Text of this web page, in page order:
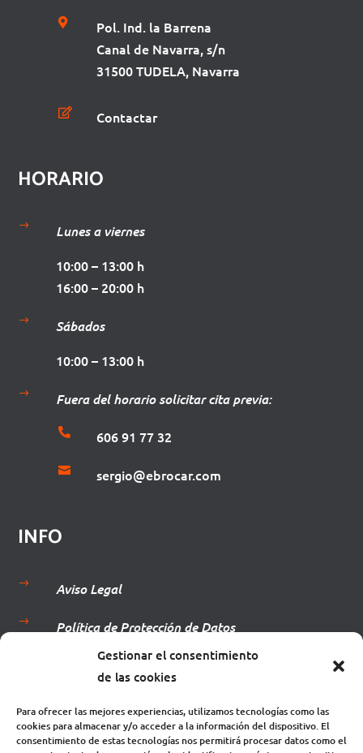
Gestionar el consentimiento
de las cookies
Para ofrecer las mejores experiencias, utilizamos tecnologías como las
cookies para almacenar y/o acceder a la información del dispositivo. El
consentimiento de estas tecnologías nos permitirá procesar datos como el

Pol. Ind. la Barrena
Canal de Navarra, s/n
31500 TUDELA, Navarra
 Contactar
HORARIO
$ Lunes a viernes
10:00 – 13:00 h
16:00 – 20:00 h
$ Sábados
10:00 – 13:00 h
$ Fuera del horario solicitar cita previa:
 606 91 77 32
 sergio@ebrocar.com
INFO
$ Aviso Legal
$ Política de Protección de Datos
Términos y Condiciones
Mi Cuenta